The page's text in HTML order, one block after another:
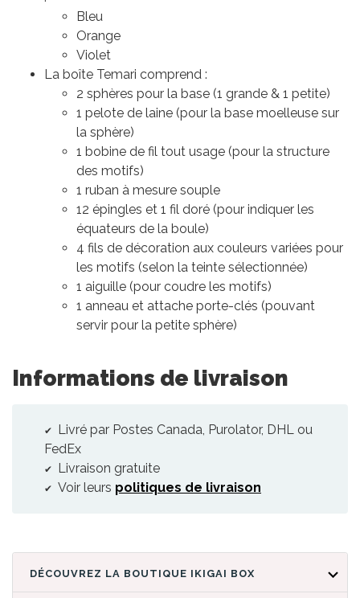
Bleu
Orange
Violet
La boîte Temari comprend :
2 sphères pour la base (1 grande & 1 petite)
1 pelote de laine (pour la base moelleuse sur
la sphère)
1 bobine de fil tout usage (pour la structure
des motifs)
1 ruban à mesure souple
12 épingles et 1 fil doré (pour indiquer les
équateurs de la boule)
4 fils de décoration aux couleurs variées pour
les motifs (selon la teinte sélectionnée)
1 aiguille (pour coudre les motifs)
1 anneau et attache porte-clés (pouvant
servir pour la petite sphère)
Informations de livraison
Livré par Postes Canada, Purolator, DHL ou
FedEx
Livraison gratuite
Voir leurs politiques de livraison
DÉCOUVREZ LA BOUTIQUE IKIGAI BOX